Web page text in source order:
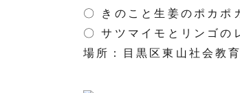
〇 きのこと生姜のポカポ
〇 サツマイモとリンゴの
場所：目黒区東山社会教